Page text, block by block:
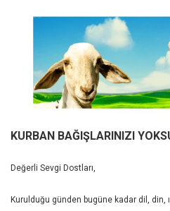
KURBAN BAĞIŞLARINIZI
Değerli Sevgi Dostları,
Kurulduğu günden bugüne kadar dil, din,